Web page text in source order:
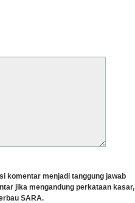
komentar menjadi tanggung jawab
jika mengandung perkataan kasar,
SARA.